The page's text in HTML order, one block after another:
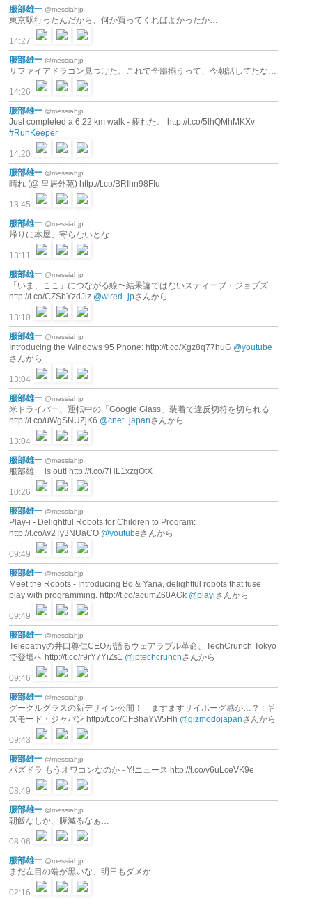
服部雄一 @messiahjp
東京駅行ったんだから、何か買ってくればよかったか…
14:27
服部雄一 @messiahjp
サファイアドラゴン見つけた。これで全部揃うって、今朝話してたな…
14:26
服部雄一 @messiahjp
Just completed a 6.22 km walk - 疲れた。 http://t.co/5lhQMhMKXv
#RunKeeper
14:20
服部雄一 @messiahjp
晴れ (@ 皇居外苑) http://t.co/BRIhn98FIu
13:45
服部雄一 @messiahjp
帰りに本屋、寄らないとな…
13:11
服部雄一 @messiahjp
「いま、ここ」につながる線〜結果論ではないスティーブ・ジョブズ
http://t.co/CZSbYzdJlz @wired_jpさんから
13:10
服部雄一 @messiahjp
Introducing the Windows 95 Phone: http://t.co/Xgz8q77huG @youtube
さんから
13:04
服部雄一 @messiahjp
米ドライバー、運転中の「Google Glass」装着で違反切符を切られる
http://t.co/uWgSNUZjK6 @cnet_japanさんから
13:04
服部雄一 @messiahjp
服部雄一 is out! http://t.co/7HL1xzgOtX
10:26
服部雄一 @messiahjp
Play-i - Delightful Robots for Children to Program:
http://t.co/w2Ty3NUaCO @youtubeさんから
09:49
服部雄一 @messiahjp
Meet the Robots - Introducing Bo & Yana, delightful robots that fuse
play with programming. http://t.co/acumZ60AGk @playiさんから
09:49
服部雄一 @messiahjp
Telepathyの井口尊仁CEOが語るウェアラブル革命、TechCrunch Tokyo
で登壇へ http://t.co/r9rY7YiZs1 @jptechcrunchさんから
09:46
服部雄一 @messiahjp
グーグルグラスの新デザイン公開！ ますますサイボーグ感が…？ : ギ
ズモード・ジャパン http://t.co/CFBhaYW5Hh @gizmodojapanさんから
09:43
服部雄一 @messiahjp
パズドラ もうオワコンなのか - Y!ニュース http://t.co/v6uLceVK9e
08:49
服部雄一 @messiahjp
朝飯なしか、腹減るなぁ…
08:06
服部雄一 @messiahjp
まだ左目の端が黒いな、明日もダメか…
02:16